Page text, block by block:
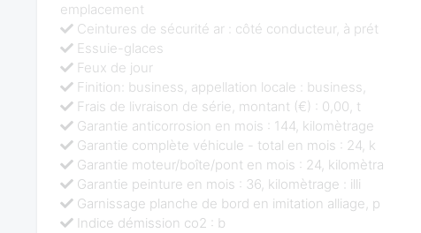
emplacement
Ceintures de sécurité ar : côté conducteur, à prét
Essuie-glaces
Feux de jour
Finition: business, appellation locale : business,
Frais de livraison de série, montant (€) : 0,00, t
Garantie anticorrosion en mois : 144, kilomètrage
Garantie complète véhicule - total en mois : 24, k
Garantie moteur/boîte/pont en mois : 24, kilomètra
Garantie peinture en mois : 36, kilomètrage : illi
Garnissage planche de bord en imitation alliage, p
Indice démission co2 : b